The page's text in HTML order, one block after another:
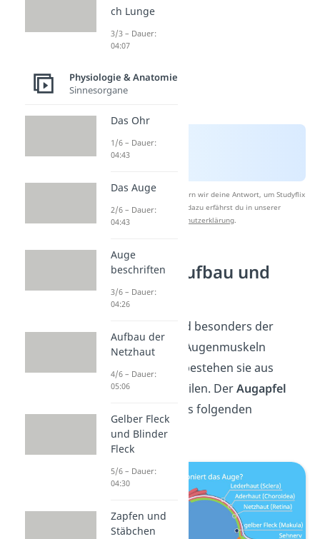
Nach Beantwortung speichern wir deine Antwort, um Studyflix
zu verbessern. Mehr dazu erfährst du in unserer
Datenschutzerklärung.
Augapfel: Aufbau und
Funktion
sind besonders der
Augapfel und die Augenmuskeln
zuständig. Dafür bestehen sie aus
mehreren Einzelteilen. DerAugapfel
baut sich dabei aus folgenden
Bestandteilen auf:
ch Lunge
3/3 – Dauer:
04:07
Physiologie & Anatomie
Sinnesorgane
Das Ohr
1/6 – Dauer:
04:43
Das Auge
2/6 – Dauer:
04:43
Auge
beschriften
3/6 – Dauer:
04:26
Aufbau der
Netzhaut
4/6 – Dauer:
05:06
Gelber Fleck
und Blinder
Fleck
5/6 – Dauer:
04:30
Zapfen und
Stäbchen